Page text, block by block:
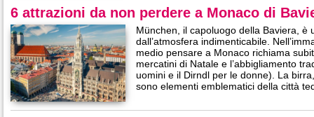
6 attrazioni da non perdere a Monaco di
München, il capoluogo della Baviera, è
dall’atmosfera indimenticabile.
medio pensare a Monaco richiama
mercatini di Natale e l’abbigliamento
uomini e il Dirndl per le donne). La
sono elementi emblematici della città